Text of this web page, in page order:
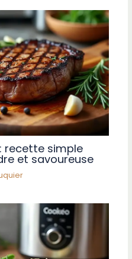
recette simple
et savoureuse